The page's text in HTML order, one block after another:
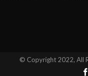
© Copyright 2022, All